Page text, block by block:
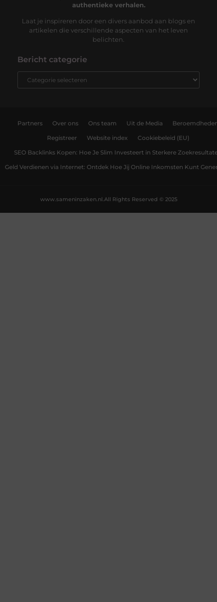
authentieke verhalen.
Laat je inspireren door een divers aanbod aan blogs en
artikelen die verschillende aspecten van het leven
belichten.
Bericht categorie
Partners Over ons Ons team Uit de Media
Registreer Website index Cookiebeleid (EU)
SEO Backlinks Kopen: Hoe Je Slim Investeert in Sterkere
Geld Verdienen via Internet: Ontdek Hoe Jij Online Inkomsten Kunt
All Rights Reserved © 2025
www.sameninzaken.nl.